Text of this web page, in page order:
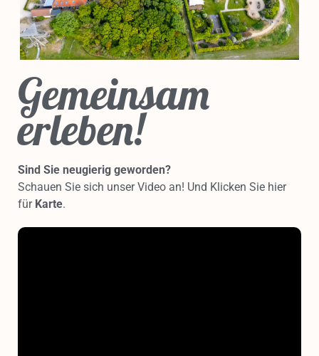
Gemeinsam
erleben!
Sind Sie neugierig geworden?
Schauen Sie sich unser Video an! Und Klicken Sie hier
für Karte.